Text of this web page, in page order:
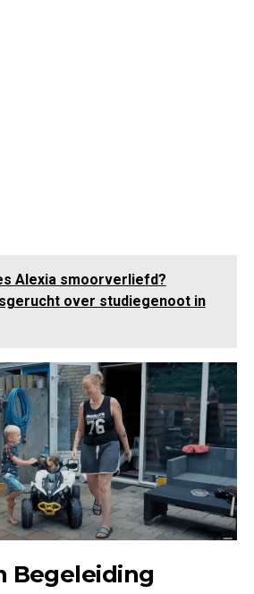
Alexia smoorverliefd?
over studiegenoot in
Begeleiding